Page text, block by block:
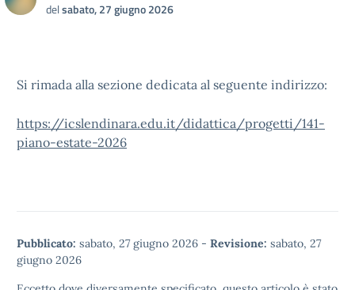
delsabato, 27 giugno 2026
Si rimada alla sezione dedicata al seguente indirizzo:
https://icslendinara.edu.it/didattica/progetti/141-
piano-estate-2026
Pubblicato: sabato, 27 giugno 2026 - Revisione: sabato, 27
giugno 2026